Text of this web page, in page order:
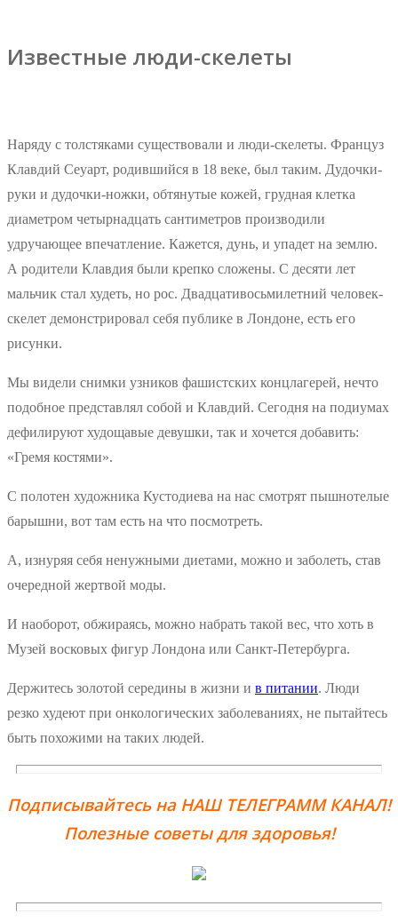
Известные люди-скелеты
Наряду с толстяками существовали и люди-скелеты. Француз
Клавдий Сеуарт, родившийся в 18 веке, был таким. Дудочки-
руки и дудочки-ножки, обтянутые кожей, грудная клетка
диаметром четырнадцать сантиметров производили
удручающее впечатление. Кажется, дунь, и упадет на землю.
А родители Клавдия были крепко сложены. С десяти лет
мальчик стал худеть, но рос. Двадцативосьмилетний человек-
скелет демонстрировал себя публике в Лондоне, есть его
рисунки.
Мы видели снимки узников фашистских концлагерей, нечто
подобное представлял собой и Клавдий. Сегодня на подиумах
дефилируют худощавые девушки, так и хочется добавить:
«Гремя костями».
С полотен художника Кустодиева на нас смотрят пышнотелые
барышни, вот там есть на что посмотреть.
А, изнуряя себя ненужными диетами, можно и заболеть, став
очередной жертвой моды.
И наоборот, обжираясь, можно набрать такой вес, что хоть в
Музей восковых фигур Лондона или Санкт-Петербурга.
Держитесь золотой середины в жизни и в питании. Люди
резко худеют при онкологических заболеваниях, не пытайтесь
быть похожими на таких людей.
Подписывайтесь на НАШ ТЕЛЕГРАММ КАНАЛ!
Полезные советы для здоровья!